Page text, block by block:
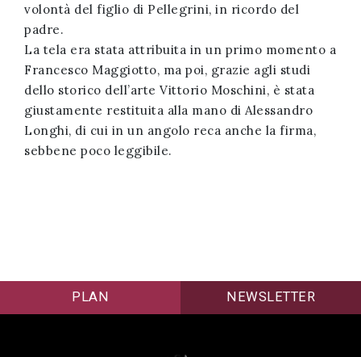
volontà del figlio di Pellegrini, in ricordo del
padre.
La tela era stata attribuita in un primo momento a
Francesco Maggiotto, ma poi, grazie agli studi
dello storico dell’arte Vittorio Moschini, è stata
giustamente restituita alla mano di Alessandro
Longhi, di cui in un angolo reca anche la firma,
sebbene poco leggibile.
PLAN NEWSLETTER